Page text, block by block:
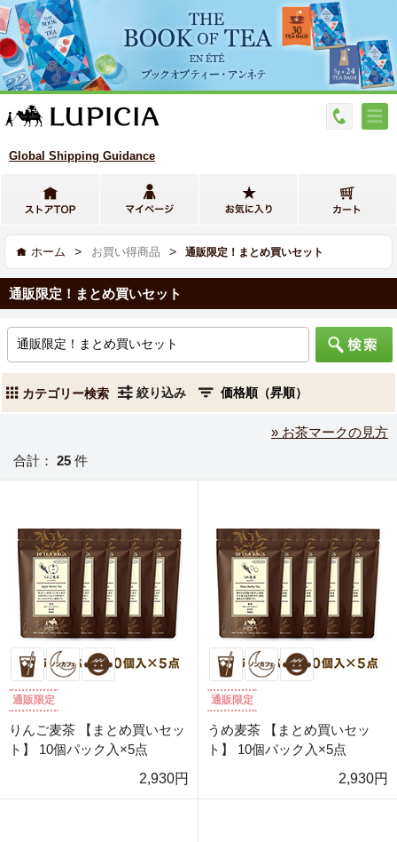
Global Shipping Guidance
ホーム > お買い得商品 > 通販限定！まとめ買いセット
通販限定！まとめ買いセット
カテゴリー検索 絞り込み
» お茶マークの見方
合計： 25 件
通販限定
りんご麦茶 【まとめ買いセッ
ト】 10個パック入×5点
2,930円
通販限定
うめ麦茶 【まとめ買いセッ
ト】 10個パック入×5点
2,930円